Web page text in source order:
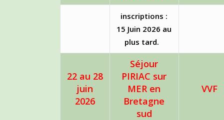
inscriptions :
15 Juin 2026 au
plus tard.
22 au 28
juin
2026
Séjour
PIRIAC sur
MER en
Bretagne
sud
VVF